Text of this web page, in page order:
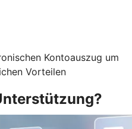
Kontoauszug um
Vorteilen